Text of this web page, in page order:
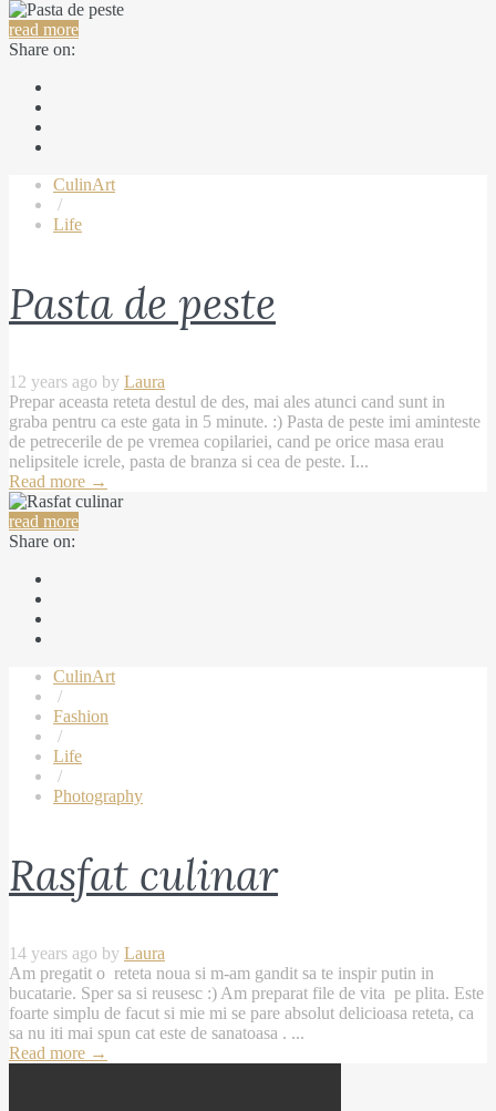
read more
Share on:
CulinArt
/
Life
Pasta de peste
12 years ago by Laura
Prepar aceasta reteta destul de des, mai ales atunci cand sunt in
graba pentru ca este gata in 5 minute. :) Pasta de peste imi aminteste
de petrecerile de pe vremea copilariei, cand pe orice masa erau
nelipsitele icrele, pasta de branza si cea de peste. I...
Read more →
read more
Share on:
CulinArt
/
Fashion
/
Life
/
Photography
Rasfat culinar
14 years ago by Laura
Am pregatit o reteta noua si m-am gandit sa te inspir putin in
bucatarie. Sper sa si reusesc :) Am preparat file de vita pe plita. Este
foarte simplu de facut si mie mi se pare absolut delicioasa reteta, ca
sa nu iti mai spun cat este de sanatoasa . ...
Read more →